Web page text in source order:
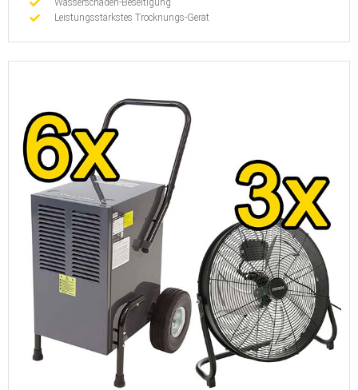
Wasserschaden-Beseitigung
Leistungsstärkstes Trocknungs-Gerät